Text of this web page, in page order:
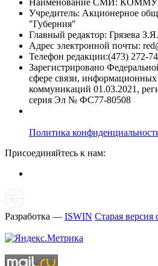
Наименование СМИ:
Учредитель: Акционерное
"Губерния"
Главный редактор: Грязева З.Я.
Адрес электронной почты:
Телефон редакции:(473) 272-
Зарегистрировано
сфере связи,
коммуникаций 01.03.2021,
серия Эл № ФС77-80508
Политика
Присоединяйтесь к нам:
Разработка — ISWIN Старая версия